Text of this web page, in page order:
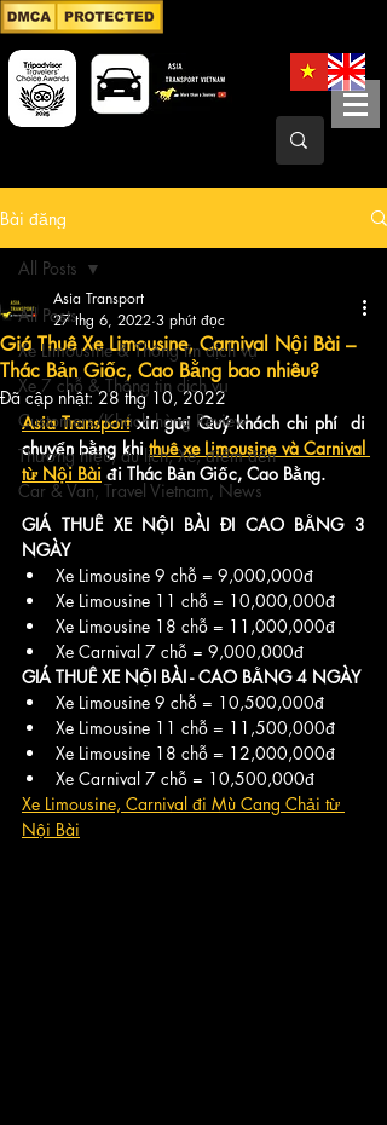
Bài đăng
All Posts
Xe Limousine & Thông tin dịch vụ
Xe 7 chỗ & Thông tin dịch vụ
Customers/Khách hàng Review
Thương hiệu, du lịch, Xe, điểm đến
Car & Van, Travel Vietnam, News
All Posts
Giá Thuê Xe Limousine, Carnival Nội Bài –
Thác Bản Giốc, Cao Bằng bao nhiêu?
Asia Transport
27 thg 6, 2022 3 phút đọc
Đã cập nhật:28 thg 10, 2022
Asia Transport xin gửi Quý khách chi phí  di
chuyển bằng khi thuê xe Limousine và Carnival
từ Nội Bài đi Thác Bản Giốc, Cao Bằng.​
GIÁ THUÊ XE NỘI BÀI ĐI CAO BẰNG 3
NGÀY
Xe Limousine 9 chỗ = 9,000,000đ
Xe Limousine 11 chỗ = 10,000,000đ
Xe Limousine 18 chỗ = 11,000,000đ
Xe Carnival 7 chỗ = 9,000,000đ
GIÁ THUÊ XE NỘI BÀI - CAO BẰNG 4 NGÀY
Xe Limousine 9 chỗ = 10,500,000đ
Xe Limousine 11 chỗ = 11,500,000đ
Xe Limousine 18 chỗ = 12,000,000đ
Xe Carnival 7 chỗ = 10,500,000đ
Xe Limousine, Carnival đi Mù Cang Chải từ
Nội Bài